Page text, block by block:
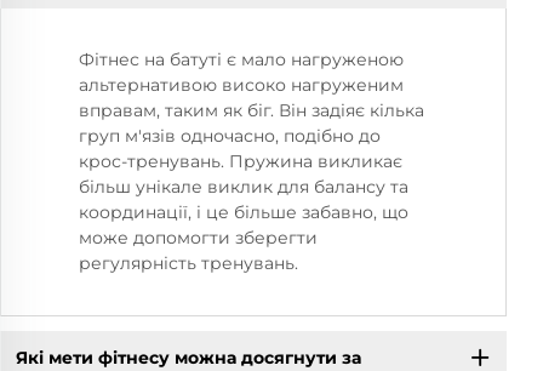
Фітнес на батуті є мало нагруженою
альтернативою високо нагруженим
вправам, таким як біг. Він задіяє кілька
груп м'язів одночасно, подібно до
крос-тренувань. Пружина викликає
більш унікале виклик для балансу та
координації, і це більше забавно, що
може допомогти зберегти
регулярність тренувань.
Які мети фітнесу можна досягнути за